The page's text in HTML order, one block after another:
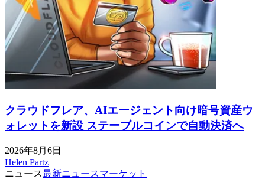
クラウドフレア、AIエージェント向け暗号資産ウ
ォレットを新設 ステーブルコインで自動決済へ
2026年8月6日
Helen Partz
ニュース最新ニュースマーケット